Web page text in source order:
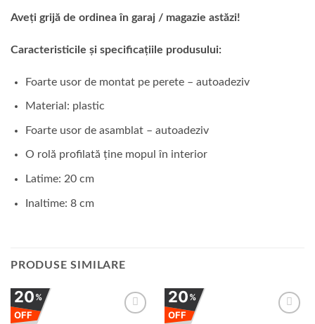
Aveți grijă de ordinea în garaj / magazie astăzi!
Caracteristicile și specificațiile produsului:
Foarte usor de montat pe perete – autoadeziv
Material: plastic
Foarte usor de asamblat – autoadeziv
O rolă profilată ține mopul în interior
Latime: 20 cm
Inaltime: 8 cm
PRODUSE SIMILARE
20%
OFF
20%
OFF